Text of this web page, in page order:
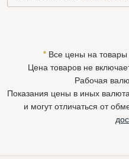
*Все цены на товары
Цена товаров не
Рабочая
Показания цены в иных
и могут отличаться от